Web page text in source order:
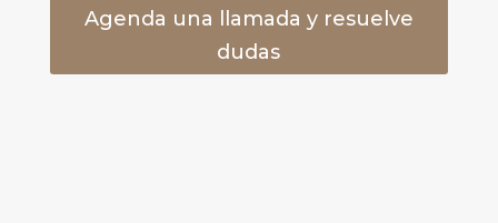
Agenda una llamada y resuelve
dudas